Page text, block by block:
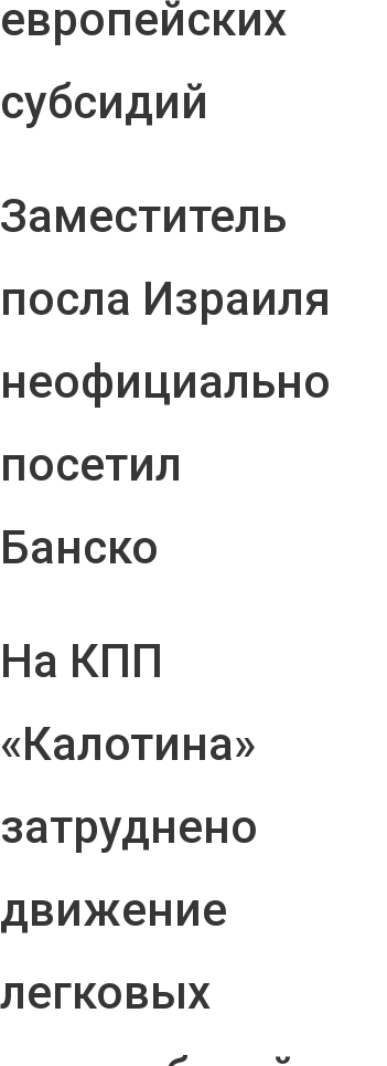
европейских
субсидий
Заместитель
посла Израиля
неофициально
посетил
Банско
На КПП
«Калотина»
затруднено
движение
легковых